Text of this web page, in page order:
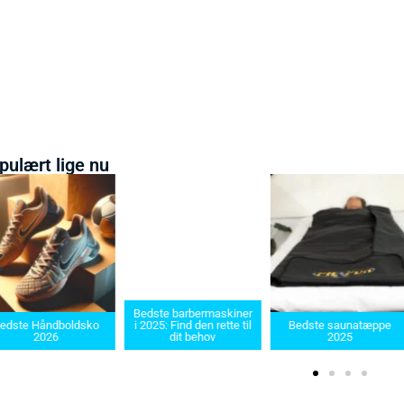
lige nu
Håndboldsko
2026
Bedste barbermaskiner
i 2025: Find den rette til
dit behov
Bedste saunatæppe
2025